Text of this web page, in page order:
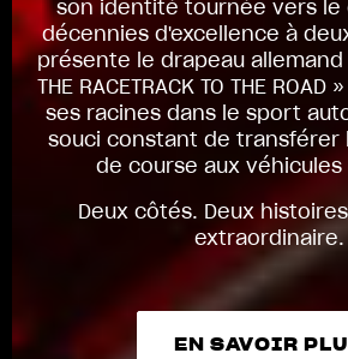
son identité tournée vers le
décennies d'excellence à
présente le drapeau allemand
THE RACETRACK TO THE
ses racines dans le sport
souci constant de transférer
de course aux
Deux côtés. Deux
extraordinaire.
EN SAVOIR